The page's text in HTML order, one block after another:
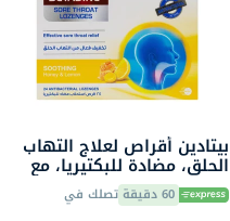
بيتادين أقراص لعلاج التهاب
الحلق، مضادة للبكتيريا، مع
العسل والليمون المهدئ،
حزمة من 24
60 دقيقة تصلك في